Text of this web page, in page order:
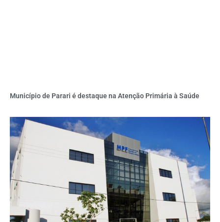
Município de Parari é destaque na Atenção Primária à Saúde